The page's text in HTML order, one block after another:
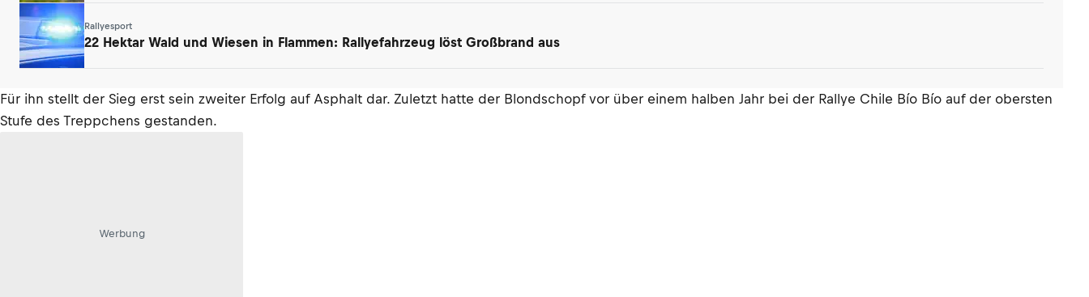
Rallyesport
22 Hektar Wald und Wiesen in Flammen: Rallyefahrzeug löst Großbrand aus
Für ihn stellt der Sieg erst sein zweiter Erfolg auf Asphalt dar. Zuletzt hatte der Blondschopf vor über einem halben Jahr bei der Rallye Chile Bío Bío auf der obersten
Stufe des Treppchens gestanden.
Werbung